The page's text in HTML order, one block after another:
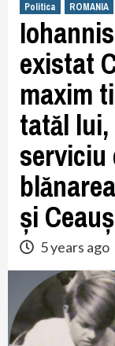
Politica ROMANIA
existat
maxim
tatăl lui,
serviciu
și
5 years ago